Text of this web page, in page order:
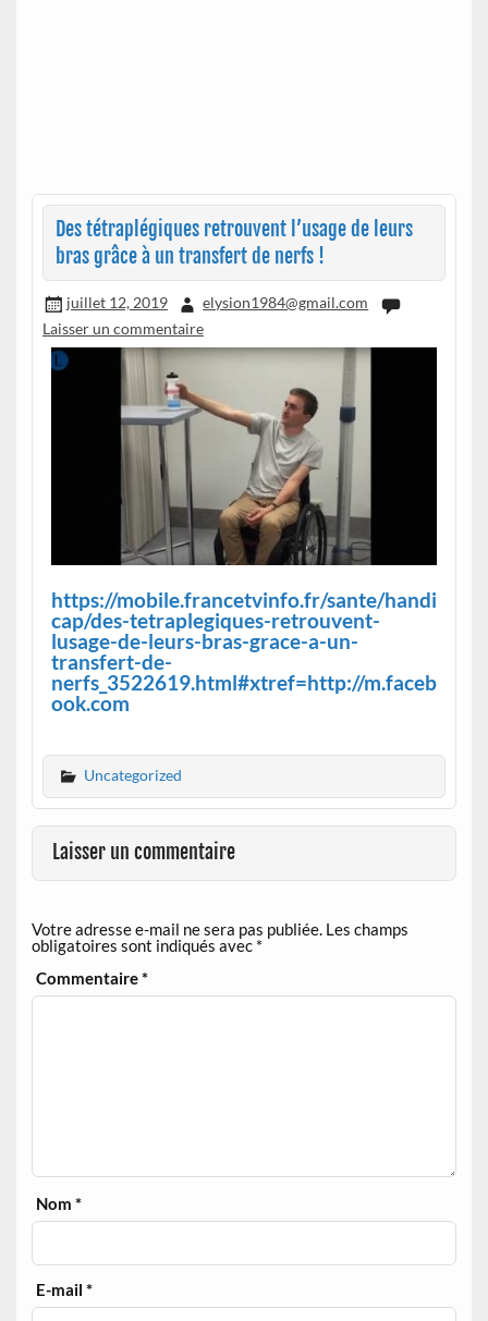
Des tétraplégiques retrouvent l’usage de leurs
bras grâce à un transfert de nerfs !
juillet 12, 2019
elysion1984@gmail.com
Laisser un commentaire
https://mobile.francetvinfo.fr/sante/handi
cap/des-tetraplegiques-retrouvent-
lusage-de-leurs-bras-grace-a-un-
transfert-de-
nerfs_3522619.html#xtref=http://m.faceb
ook.com
Uncategorized
Laisser un commentaire
Votre adresse e-mail ne sera pas publiée. Les champs
obligatoires sont indiqués avec *
Commentaire*
Nom*
E-mail*